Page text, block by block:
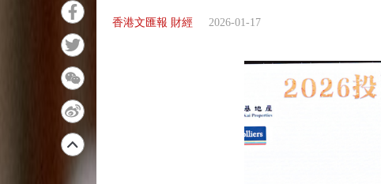
香港文匯報 財經 2026-01-17